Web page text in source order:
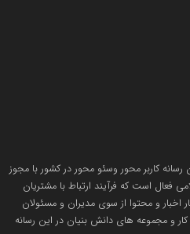
مردمی
در کشور
کاربر محور وسئو محور در کشور با مجوز
فعال است که فرآیند ارتباط با مشتریان
اخبار و محتوا از سوی مدیران و مسئولان
و مجموعه های دانش بنیان در این رسانه